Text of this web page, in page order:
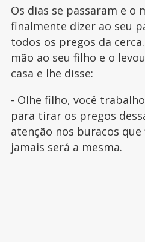
Os dias se passaram e o
finalmente dizer ao seu
todos os pregos da
mão ao seu filho e o
casa e lhe disse:
- Olhe filho, você
para tirar os pregos
atenção nos buracos que
jamais será a mesma.